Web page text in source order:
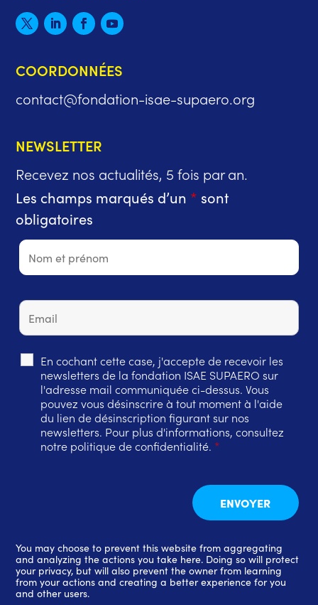
COORDONNÉES
contact@fondation-isae-supaero.org
NEWSLETTER
Recevez nos actualités, 5 fois par an.
Les champs marqués d’un * sont
obligatoires
En cochant cette case, j'accepte de recevoir les
newsletters de la fondation ISAE SUPAERO sur
l'adresse mail communiquée ci-dessus. Vous
pouvez vous désinscrire à tout moment à l'aide
du lien de désinscription figurant sur nos
newsletters. Pour plus d'informations, consultez
notre politique de confidentialité. *
You may choose to prevent this website from aggregating
and analyzing the actions you take here. Doing so will protect
your privacy, but will also prevent the owner from learning
from your actions and creating a better experience for you
and other users.